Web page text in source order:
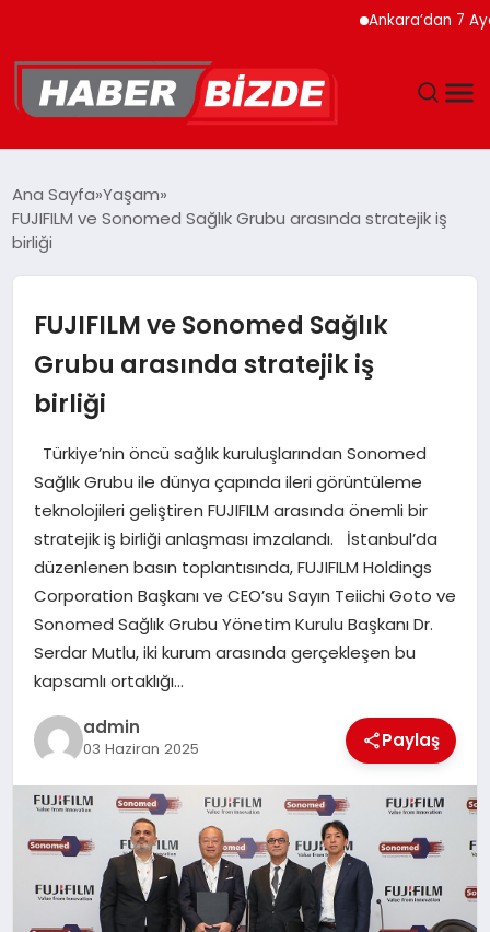
Ankara’dan 7 Ayda
YAŞAM
MAGAZIN
SPOR
TEKNOLOJI
Ana Sayfa Yaşam
FUJIFILM ve Sonomed Sağlık Grubu arasında stratejik iş
birliği
FUJIFILM ve Sonomed Sağlık
Grubu arasında stratejik iş
birliği
Türkiye’nin öncü sağlık kuruluşlarından Sonomed
Sağlık Grubu ile dünya çapında ileri görüntüleme
teknolojileri geliştiren FUJIFILM arasında önemli bir
stratejik iş birliği anlaşması imzalandı. İstanbul’da
düzenlenen basın toplantısında, FUJIFILM Holdings
Corporation Başkanı ve CEO’su Sayın Teiichi Goto ve
Sonomed Sağlık Grubu Yönetim Kurulu Başkanı Dr.
Serdar Mutlu, iki kurum arasında gerçekleşen bu
kapsamlı ortaklığı…
admin
03 Haziran 2025 Paylaş